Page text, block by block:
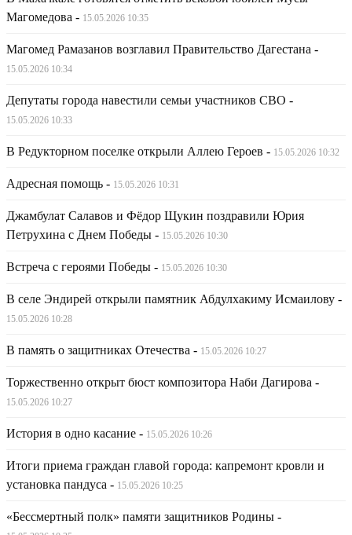
Магомедова - 15.05.2026 10:35
Магомед Рамазанов возглавил Правительство Дагестана -
15.05.2026 10:34
Депутаты города навестили семьи участников СВО -
15.05.2026 10:33
В Редукторном поселке открыли Аллею Героев - 15.05.2026 10:32
Адресная помощь - 15.05.2026 10:31
Джамбулат Салавов и Фёдор Щукин поздравили Юрия
Петрухина с Днем Победы - 15.05.2026 10:30
Встреча с героями Победы - 15.05.2026 10:30
В селе Эндирей открыли памятник Абдулхакиму Исмаилову -
15.05.2026 10:28
В память о защитниках Отечества - 15.05.2026 10:27
Торжественно открыт бюст композитора Наби Дагирова -
15.05.2026 10:27
История в одно касание - 15.05.2026 10:26
Итоги приема граждан главой города: капремонт кровли и
установка пандуса - 15.05.2026 10:25
«Бессмертный полк» памяти защитников Родины -